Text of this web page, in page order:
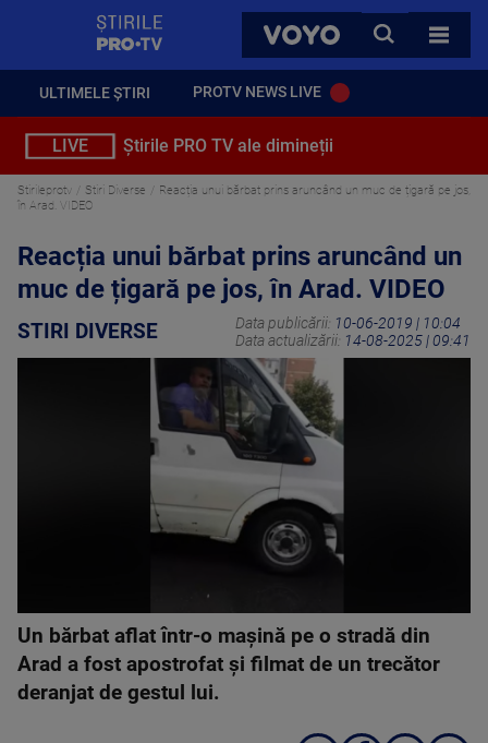
VOYO
CAUTA
TOATE
ULTIMELE ȘTIRI PROTV NEWS LIVE
LIVE Știrile PRO TV ale dimineții
Stirileprotv Stiri Diverse
Reacția unui bărbat prins aruncând un muc de țigară pe jos,
în Arad. VIDEO
Reacția unui bărbat prins aruncând un
muc de țigară pe jos, în Arad. VIDEO
STIRI DIVERSE Data publicării: 10-06-2019 | 10:04
Data actualizării: 14-08-2025 | 09:41
Un bărbat aflat într-o mașină pe o stradă din
Arad a fost apostrofat și filmat de un trecător
deranjat de gestul lui.